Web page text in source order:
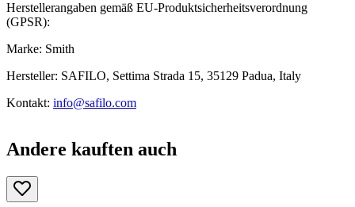
Herstellerangaben gemäß EU-Produktsicherheitsverordnung
(GPSR):
Marke: Smith
Hersteller: SAFILO, Settima Strada 15, 35129 Padua, Italy
Kontakt: info@safilo.com
Andere kauften auch